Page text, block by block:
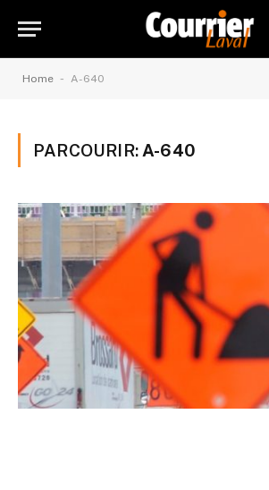
Home - A-640
PARCOURIR: A-640